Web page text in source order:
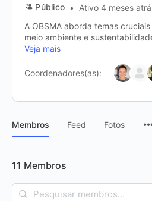
Público
Ativo 4 meses
A OBSMA aborda temas
meio ambiente e
Veja mais
Coordenadores(as):
Membros Feed Fotos
11 Membros
Pesquisar